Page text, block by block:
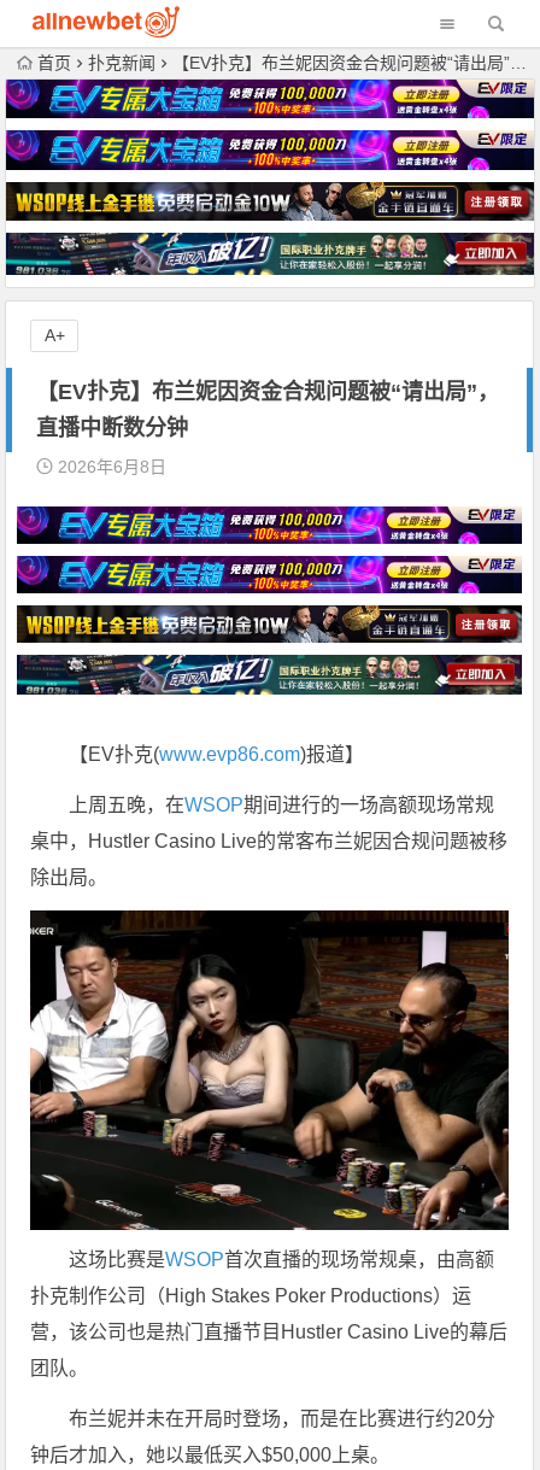
首页 扑克新闻 【EV扑克】布兰妮因资金合规问题被“请出局”，直播中断数分钟
【EV扑克】布兰妮因资金合规问题被“请出局”，
直播中断数分钟
2026年6月8日
【EV扑克(www.evp86.com)报道】
上周五晚，在WSOP期间进行的一场高额现场常规
桌中，Hustler Casino Live的常客布兰妮因合规问题被移
除出局。
这场比赛是WSOP首次直播的现场常规桌，由高额
扑克制作公司（High Stakes Poker Productions）运
营，该公司也是热门直播节目Hustler Casino Live的幕后
团队。
布兰妮并未在开局时登场，而是在比赛进行约20分
钟后才加入，她以最低买入$50,000上桌。
A+